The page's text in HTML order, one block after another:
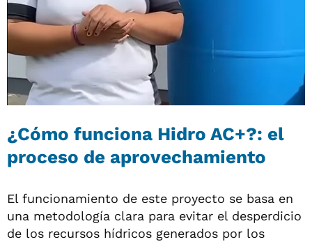
¿Cómo funciona Hidro AC+?: el
proceso de aprovechamiento
El funcionamiento de este proyecto se basa en
una metodología clara para evitar el desperdicio
de los recursos hídricos generados por los